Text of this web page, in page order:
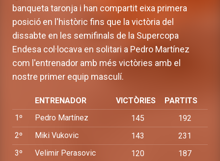
banqueta taronja i han compartit eixa primera
posició en l'històric fins que la victòria del
dissabte en les semifinals de la Supercopa
Endesa col·locava en solitari a Pedro Martínez
com l'entrenador amb més victòries amb el
nostre primer equip masculí.
ENTRENADOR VICTÒRIES
PARTITS
1º
Pedro Martínez 145
192
2º
Miki Vukovic 143
231
3º
Velimir Perasovic 120
187